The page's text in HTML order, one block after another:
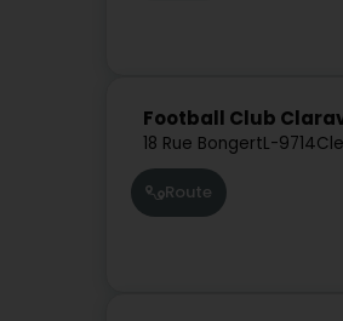
Football Club
18 Rue BongertL-9714
Route